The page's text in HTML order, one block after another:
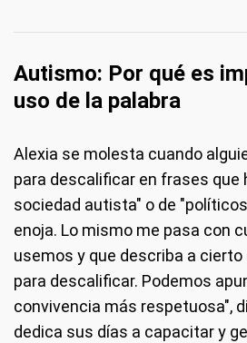
Autismo: Por qué es
uso de la palabra
Alexia se molesta cuando
para descalificar en frases que
sociedad autista" o de
enoja. Lo mismo me pasa con
usemos y que describa a
para descalificar. Podemos
convivencia más respetuosa",
dedica sus días a capacitar y